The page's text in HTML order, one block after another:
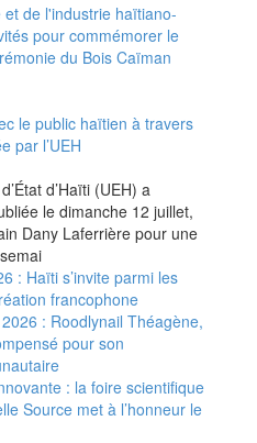
de l'industrie haïtiano-
pour commémorer le
du Bois Caïman
le public haïtien à travers
par l’UEH
d’Haïti (UEH) a
le dimanche 12 juillet,
Dany Laferrière pour une
: Haïti s’invite parmi les
francophone
: Roodlynail Théagène,
pour son
: la foire scientifique
Source met à l’honneur le